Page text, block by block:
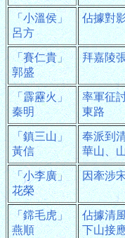
「小溫侯」
呂方
佔據對
「賽仁貴」
郭盛
拜嘉陵
「霹靂火」
秦明
率軍征
東路
「鎮三山」
黃信
奉派到
華山、
「小李廣」
花榮
因牽涉
「鏛毛虎」
燕順
佔據清
下山接